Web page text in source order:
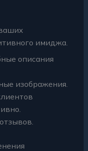
имиджа.
описания
изображения.